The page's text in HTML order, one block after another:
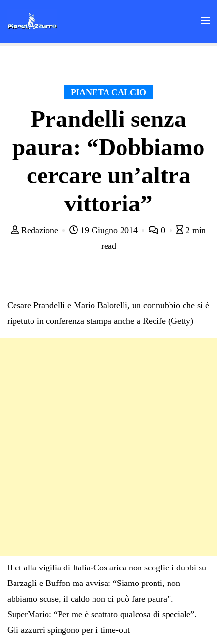
PIANETA CALCIO
Prandelli senza
paura: “Dobbiamo
cercare un’altra
vittoria”
Redazione 19 Giugno 2014 0
2 min
read
Cesare Prandelli e Mario Balotelli, un connubbio che si è
ripetuto in conferenza stampa anche a Recife (Getty)
Il ct alla vigilia di Italia-Costarica non scoglie i dubbi su
Barzagli e Buffon ma avvisa: “Siamo pronti, non
abbiamo scuse, il caldo non ci può fare paura”.
SuperMario: “Per me è scattato qualcosa di speciale”.
Gli azzurri spingono per i time-out